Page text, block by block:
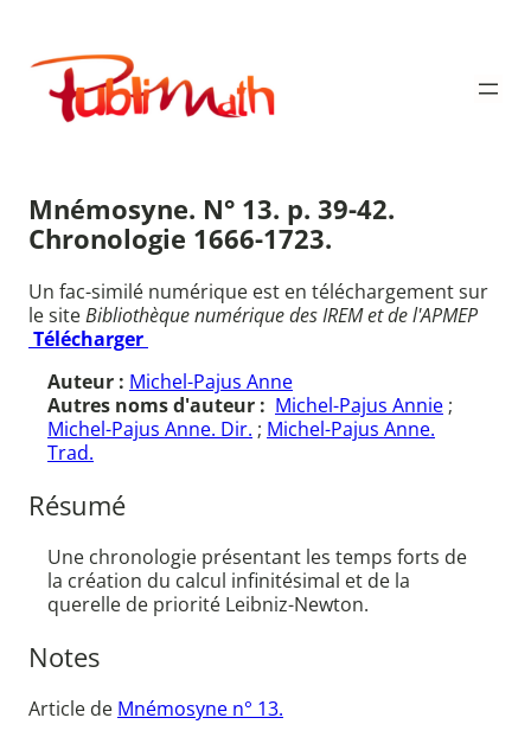
contenu
Publimath
Mnémosyne. N° 13. p. 39-42.
Chronologie 1666-1723.
Un fac-similé numérique est en téléchargement sur
le siteBibliothèque numérique des IREM et de l'APMEP
Télécharger
Auteur : Michel-Pajus Anne
Autres noms d'auteur : Michel-Pajus Annie ;
Michel-Pajus Anne. Dir. ; Michel-Pajus Anne.
Trad.
Résumé
Une chronologie présentant les temps forts de
la création du calcul infinitésimal et de la
querelle de priorité Leibniz-Newton.
Notes
Article de Mnémosyne n° 13.